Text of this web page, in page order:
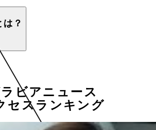
？
ビアニュース
セスランキング